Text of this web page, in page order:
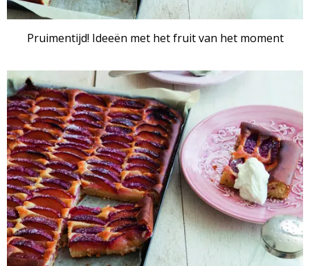
Pruimentijd! Ideeën met het fruit van het moment